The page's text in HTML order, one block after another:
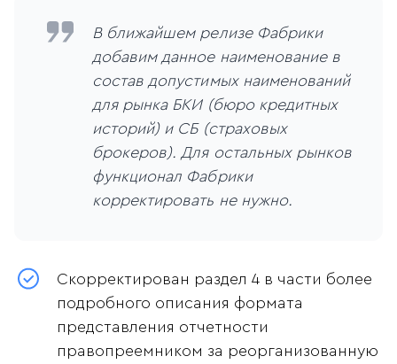
В ближайшем релизе Фабрики
добавим данное наименование в
состав допустимых наименований
для рынка БКИ (бюро кредитных
историй) и СБ (страховых
брокеров). Для остальных рынков
функционал Фабрики
корректировать не нужно.
Скорректирован раздел 4 в части более
подробного описания формата
представления отчетности
правопреемником за реорганизованную